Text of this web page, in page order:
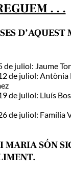
. . .
D’AQUEST
de juliol: Jaume
de juliol: Antònia
de juliol: Lluís
de juliol: Família
MARIA SÓN